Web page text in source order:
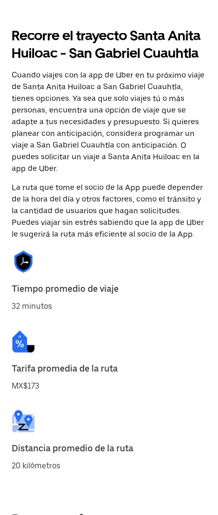
Recorre el trayecto Santa Anita
Huiloac - San Gabriel Cuauhtla
Cuando viajes con la app de Uber en tu próximo viaje
de Santa Anita Huiloac a San Gabriel Cuauhtla,
tienes opciones. Ya sea que solo viajes tú o más
personas, encuentra una opción de viaje que se
adapte a tus necesidades y presupuesto. Si quieres
planear con anticipación, considera programar un
viaje a San Gabriel Cuauhtla con anticipación. O
puedes solicitar un viaje a Santa Anita Huiloac en la
app de Uber.
La ruta que tome el socio de la App puede depender
de la hora del día y otros factores, como el tránsito y
la cantidad de usuarios que hagan solicitudes.
Puedes viajar sin estrés sabiendo que la app de Uber
le sugerirá la ruta más eficiente al socio de la App.
Tiempo promedio de viaje
32 minutos
Tarifa promedia de la ruta
MX$173
Distancia promedio de la ruta
20 kilómetros